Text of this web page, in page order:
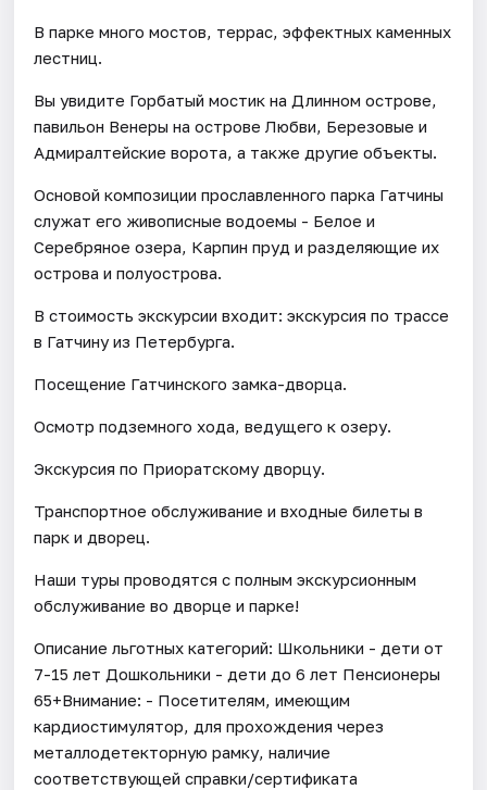
В парке много мостов, террас, эффектных каменных
лестниц.
Вы увидите Горбатый мостик на Длинном острове,
павильон Венеры на острове Любви, Березовые и
Адмиралтейские ворота, а также другие объекты.
Основой композиции прославленного парка Гатчины
служат его живописные водоемы - Белое и
Серебряное озера, Карпин пруд и разделяющие их
острова и полуострова.
В стоимость экскурсии входит: экскурсия по трассе
в Гатчину из Петербурга.
Посещение Гатчинского замка-дворца.
Осмотр подземного хода, ведущего к озеру.
Экскурсия по Приоратскому дворцу.
Транспортное обслуживание и входные билеты в
парк и дворец.
Наши туры проводятся с полным экскурсионным
обслуживание во дворце и парке!
Описание льготных категорий: Школьники - дети от
7-15 лет Дошкольники - дети до 6 лет Пенсионеры
65+Внимание: - Посетителям, имеющим
кардиостимулятор, для прохождения через
металлодетекторную рамку, наличие
соответствующей справки/сертификата